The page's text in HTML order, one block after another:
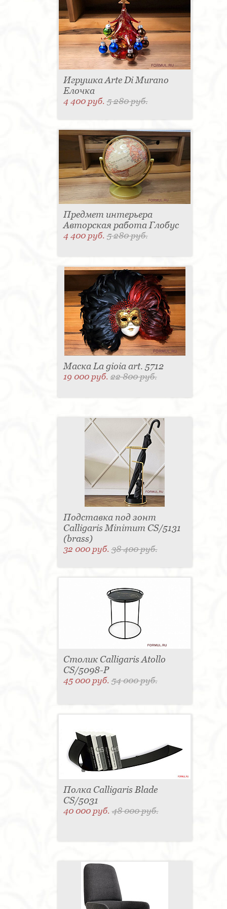
Вытяжка - 3
Матраc - 3
туалетной бумаги - 3Кассетница - 3
Графин - 3Пантограф - 3Поднос - 3
Держатель для стакана - 3Тумба - 2
Розетка - 2Туалетный столик - 2Бар - 2
Стиральная машина - 2Газетница - 2
Мыльница - 2 Крючок - 2
Полотенцесушитель - 2Игрушка - 1Съемник
для одежды - 1Микроволновая печь - 1
Игрушка - 1Игрушка - 1
Игрушка - 1Утюг - 1
Выдвижная система - 1
Карниз для штор - 1 Мясорубка - 1
Морозильная камера - 1
Унитаз - 1Игрушка - 1Бутылочница - 1
Буфет - 1
Спальня - 1Держатель для
одежды - 1Держатель для обуви - 1
Шезлонг - 1Ширма - 1Кондиционер - 1
Панель настенная для TV - 1Игрушка - 1
Игрушка - 1Игрушка - 1Душевая кабина - 1
Игрушка - 1Игрушка - 1Подогреватель
посуды - 1Игрушка - 1Стойка для TV - 1
Игрушка Arte Di Murano
Елочка
4 400 руб.5 280 руб.
Предмет интерьера
Авторская работа Глобус
4 400 руб.5 280 руб.
Маска La gioia art. 5712
19 000 руб.22 800 руб.
Подставка под зонт
Calligaris Minimum CS/5131
(brass)
32 000 руб.38 400 руб.
Столик Calligaris Atollo
CS/5098-P
45 000 руб.54 000 руб.
Полка Calligaris Blade
CS/5031
40 000 руб.48 000 руб.